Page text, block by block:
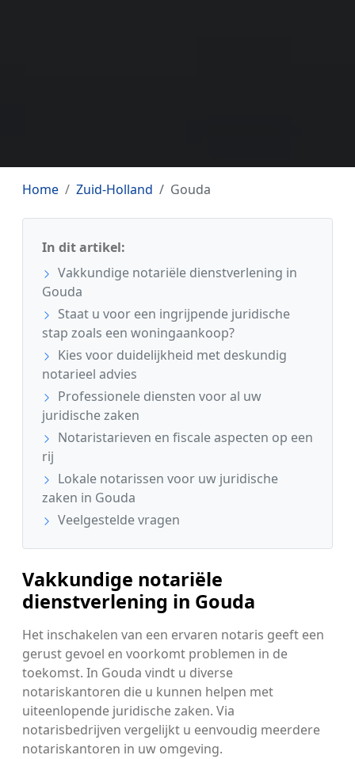
Home Zuid-Holland Gouda
In dit artikel:
Vakkundige notariële dienstverlening in
Gouda
Staat u voor een ingrijpende juridische
stap zoals een woningaankoop?
Kies voor duidelijkheid met deskundig
notarieel advies
Professionele diensten voor al uw
juridische zaken
Notaristarieven en fiscale aspecten op een
rij
Lokale notarissen voor uw juridische
zaken in Gouda
Veelgestelde vragen
Vakkundige notariële
dienstverlening in Gouda
Het inschakelen van een ervaren notaris geeft een
gerust gevoel en voorkomt problemen in de
toekomst. In Gouda vindt u diverse
notariskantoren die u kunnen helpen met
uiteenlopende juridische zaken. Via
notarisbedrijven vergelijkt u eenvoudig meerdere
notariskantoren in uw omgeving.